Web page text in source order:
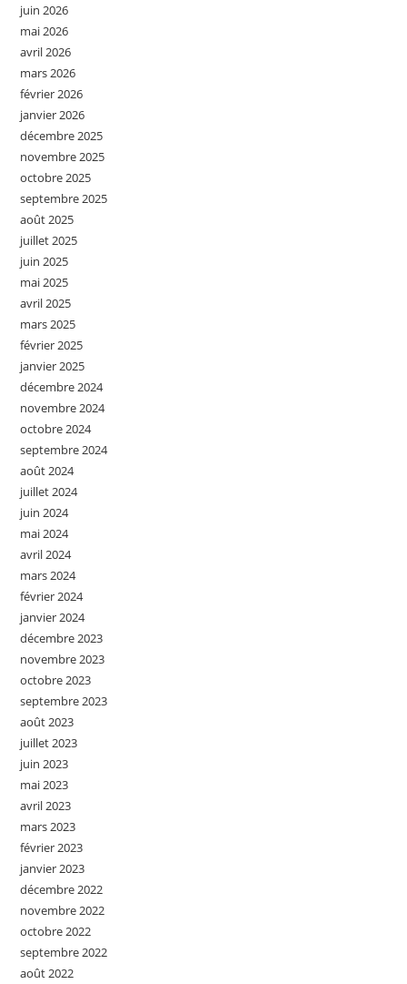
juin 2026
mai 2026
avril 2026
mars 2026
février 2026
janvier 2026
décembre 2025
novembre 2025
octobre 2025
septembre 2025
août 2025
juillet 2025
juin 2025
mai 2025
avril 2025
mars 2025
février 2025
janvier 2025
décembre 2024
novembre 2024
octobre 2024
septembre 2024
août 2024
juillet 2024
juin 2024
mai 2024
avril 2024
mars 2024
février 2024
janvier 2024
décembre 2023
novembre 2023
octobre 2023
septembre 2023
août 2023
juillet 2023
juin 2023
mai 2023
avril 2023
mars 2023
février 2023
janvier 2023
décembre 2022
novembre 2022
octobre 2022
septembre 2022
août 2022